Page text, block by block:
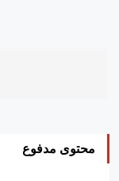
محتوى مدفوع